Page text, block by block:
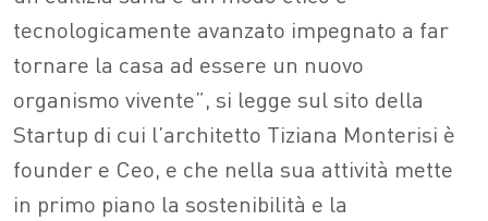
tecnologicamente avanzato impegnato a far
tornare la casa ad essere un nuovo
organismo vivente”, si legge sul sito della
Startup di cui l’architetto Tiziana Monterisi è
founder e Ceo, e che nella sua attività mette
in primo piano la sostenibilità e la